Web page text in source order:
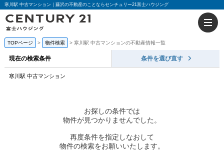
寒川駅 中古マンション｜藤沢の不動産のことならセンチュリー21富士ハウジング
TOPページ 物件検索 寒川駅 中古マンションの不動産情報一覧
現在の検索条件 条件を選び直す
寒川駅 中古マンション
お探しの条件では
物件が見つかりませんでした。
再度条件を指定しなおして
物件の検索をお願いいたします。